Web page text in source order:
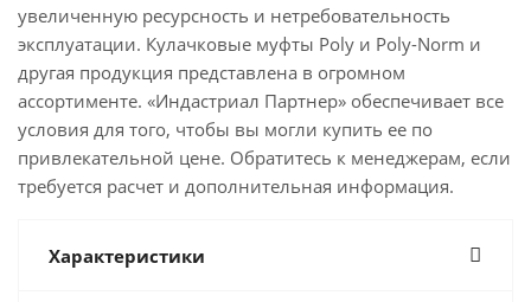
увеличенную ресурсность и нетребовательность
эксплуатации. Кулачковые муфты Poly и Poly-Norm и
другая продукция представлена в огромном
ассортименте. «Индастриал Партнер» обеспечивает все
условия для того, чтобы вы могли купить ее по
привлекательной цене. Обратитесь к менеджерам, если
требуется расчет и дополнительная информация.
Характеристики